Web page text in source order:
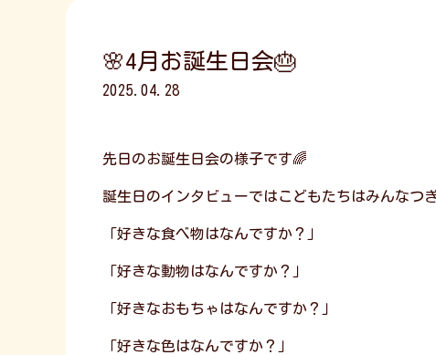
🌸4月お誕生日会🎂
2025.04.28
先日のお誕生日会の様子です🌈
誕生日のインタビューではこどもたちはみんなつ
「好きな食べ物はなんですか？」
「好きな動物はなんですか？」
「好きなおもちゃはなんですか？」
「好きな色はなんですか？」